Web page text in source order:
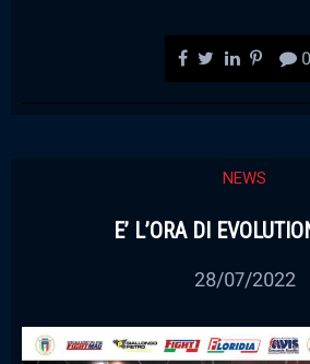
0
NEWS
E’ L’ORA DI
28/07/2022